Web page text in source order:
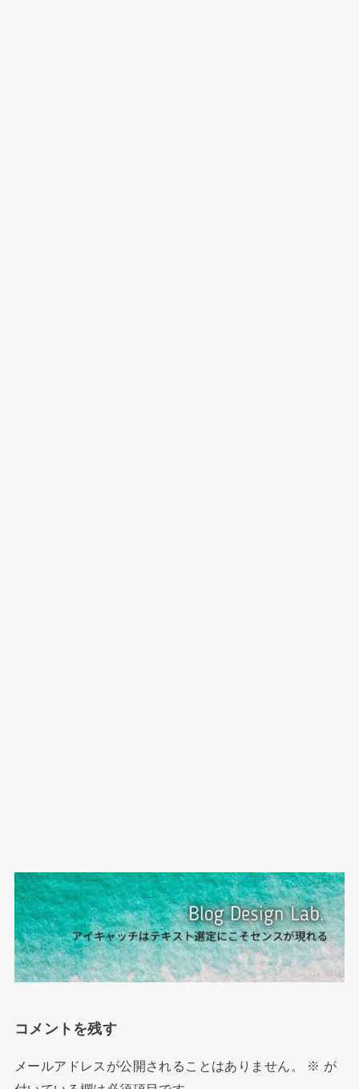
コメントを残す
メールアドレスが公開されることはありません。 ※ が